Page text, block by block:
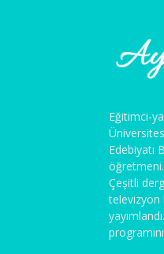
Eğitimci-
Edebiyatı
öğretmeni.
Çeşitli
televizyon